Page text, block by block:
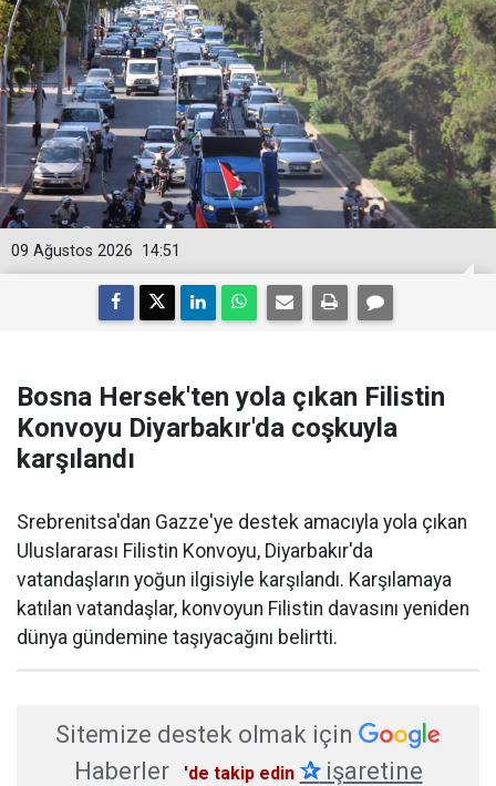
14:51
09 Ağustos 2026
Bosna Hersek'ten yola çıkan Filistin
Konvoyu Diyarbakır'da coşkuyla
karşılandı
Srebrenitsa'dan Gazze'ye destek amacıyla yola çıkan
Uluslararası Filistin Konvoyu, Diyarbakır'da
vatandaşların yoğun ilgisiyle karşılandı. Karşılamaya
katılan vatandaşlar, konvoyun Filistin davasını yeniden
dünya gündemine taşıyacağını belirtti.
Sitemize destek olmak için
Haberler
'de takip edin ✰işaretine